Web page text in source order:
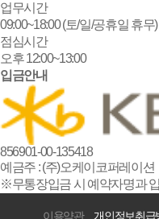
업무시간
09:00~18:00 (토/일/공휴일 휴무)
점심시간
오후 12:00~13:00
입금안내
856901-00-135418
예금주 : (주)오케이코퍼레이션
※무통장입금 시 예약자명과
이용약관 개인정보취급